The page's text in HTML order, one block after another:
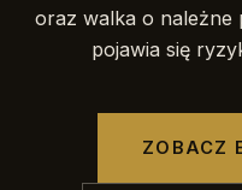
oraz walka o należne
pojawia się
ZOBACZ